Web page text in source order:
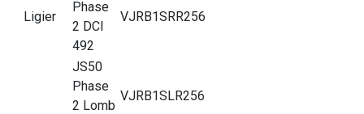
Ligier
Phase
2 DCI
492
VJRB1SRR256
JS50
Phase
2 Lomb
VJRB1SLR256